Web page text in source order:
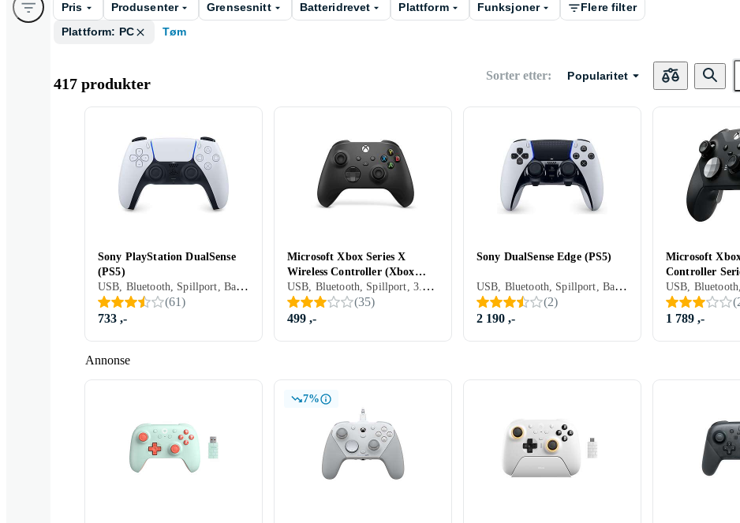
Pris Produsenter Grensesnitt Batteridrevet Plattform Funksjoner
Flere filter
Plattform: PC
Tøm
417 produkter Sorter etter: Popularitet
Annonse
Sony PlayStation DualSense
(PS5)
USB, Bluetooth, Spillport, Batteridrevet, PC, Mobil, PS5, Vibrasjonsfunksjon, Rörelsestyrning, Automatisk kalibrering, LED bakgrunnsbelysning
(61)
733 ,-
Microsoft Xbox Series X
Wireless Controller (Xbox
Series X)
USB, Bluetooth, Spillport, 3.5 mm jack (Audio), Batteridrevet, PC, Xbox One, Mobil, Xbox Series X/Series S, Vibrasjonsfunksjon, Ergonomisk grep
(35)
499 ,-
Sony DualSense Edge (PS5)
USB, Bluetooth, Spillport, Batteridrevet, PC, PS5, Programmerbar, Vibrasjonsfunksjon, Rörelsestyrning, Automatisk kalibrering, LED bakgrunnsbelysning, Programmerbare knapper
(2)
2 190 ,-
Microsoft
Controller
One/PC)
(
1 789 ,-
7%